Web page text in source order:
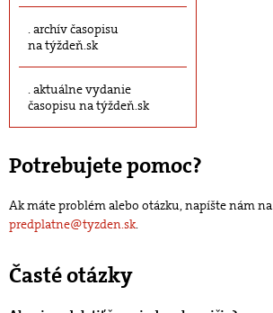
archív časopisu
na týždeň.sk
aktuálne vydanie
časopisu na týždeň.sk
Potrebujete pomoc?
Ak máte problém alebo otázku, napíšte nám na
predplatne@tyzden.sk.
Časté otázky